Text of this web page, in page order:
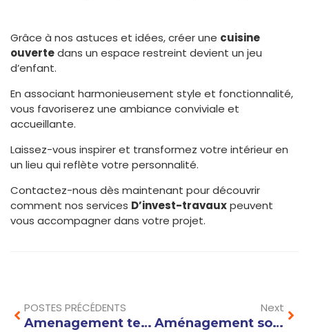
Grâce à nos astuces et idées, créer une cuisine
ouvertedans un espace restreint devient un jeu
d’enfant.
En associant harmonieusement style et fonctionnalité,
vous favoriserez une ambiance conviviale et
accueillante.
Laissez-vous inspirer et transformez votre intérieur en
un lieu qui reflète votre personnalité.
Contactez-nous dès maintenant pour découvrir
comment nos services D’invest-travauxpeuvent
vous accompagner dans votre projet.
POSTES PRÉCÉDENTS
Amenagement terrain en pente : astuces et idées pour créer un espace extérieur fonctionnel et esthétique
Next
Aménagement sous-sol : idées et conseils pour optimiser l’espace et valoriser votre maison